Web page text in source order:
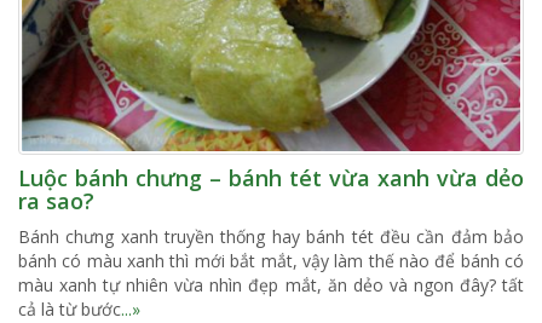
Luộc bánh chưng – bánh tét vừa xanh vừa dẻo
ra sao?
Bánh chưng xanh truyền thống hay bánh tét đều cần đảm bảo
bánh có màu xanh thì mới bắt mắt, vậy làm thế nào để bánh có
màu xanh tự nhiên vừa nhìn đẹp mắt, ăn dẻo và ngon đây? tất
cả là từ bước...»